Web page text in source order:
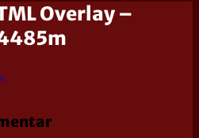
Overlay –